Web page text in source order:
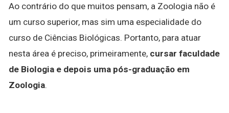
Ao contrário do que muitos pensam, a Zoologia não é
um curso superior, mas sim uma especialidade do
curso de Ciências Biológicas. Portanto, para atuar
nesta área é preciso, primeiramente, cursar faculdade
de Biologia e depois uma pós-graduação em
Zoologia.